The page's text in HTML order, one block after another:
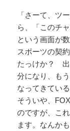
「さーて、ツ
ら、「このチ
という画面が
スポーツの契
たっけか？ 出
分になり、も
なってきている
そういや、
のですが、こ
ます。なんか